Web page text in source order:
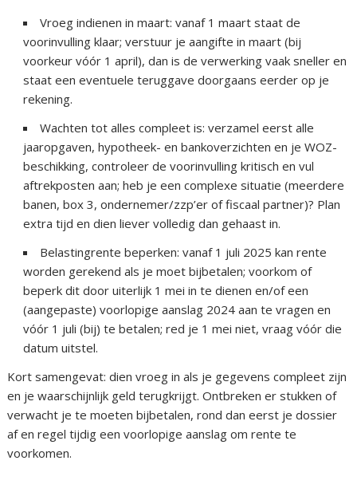
Vroeg indienen in maart: vanaf 1 maart staat de
voorinvulling klaar; verstuur je aangifte in maart (bij
voorkeur vóór 1 april), dan is de verwerking vaak sneller en
staat een eventuele teruggave doorgaans eerder op je
rekening.
Wachten tot alles compleet is: verzamel eerst alle
jaaropgaven, hypotheek- en bankoverzichten en je WOZ-
beschikking, controleer de voorinvulling kritisch en vul
aftrekposten aan; heb je een complexe situatie (meerdere
banen, box 3, ondernemer/zzp’er of fiscaal partner)? Plan
extra tijd en dien liever volledig dan gehaast in.
Belastingrente beperken: vanaf 1 juli 2025 kan rente
worden gerekend als je moet bijbetalen; voorkom of
beperk dit door uiterlijk 1 mei in te dienen en/of een
(aangepaste) voorlopige aanslag 2024 aan te vragen en
vóór 1 juli (bij) te betalen; red je 1 mei niet, vraag vóór die
datum uitstel.
Kort samengevat: dien vroeg in als je gegevens compleet zijn
en je waarschijnlijk geld terugkrijgt. Ontbreken er stukken of
verwacht je te moeten bijbetalen, rond dan eerst je dossier
af en regel tijdig een voorlopige aanslag om rente te
voorkomen.